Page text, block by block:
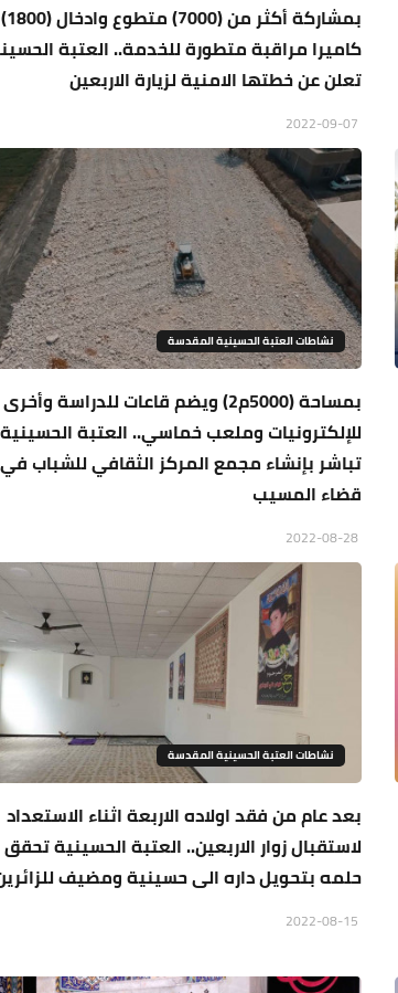
بمشاركة أكثر من (7000) متطوع وادخال (1800)
كاميرا مراقبة متطورة للخدمة.. العتبة
تعلن عن خطتها الامنية لزيارة الاربعين
نشاطات العتبة الحسينية المقدسة
بمساحة (5000م2) ويضم قاعات للدراسة وأخرى
للإلكترونيات وملعب خماسي.. العتبة الحسينية
تباشر بإنشاء مجمع المركز الثقافي للشباب في
قضاء المسيب
نشاطات العتبة الحسينية المقدسة
بعد عام من فقد اولاده الاربعة اثناء الاستعداد
لاستقبال زوار الاربعين.. العتبة الحسينية تحقق
حلمه بتحويل داره الى حسينية ومضيف